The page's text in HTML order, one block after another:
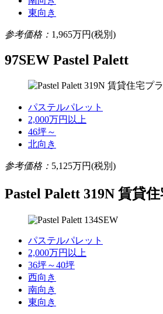
東向き
参考価格： 1,965万円(税別)
97SEW Pastel Palett
パステルパレット
2,000万円以上
46坪～
北向き
参考価格： 5,125万円(税別)
Pastel Palett 319N 賃貸
パステルパレット
2,000万円以上
36坪～40坪
西向き
南向き
東向き